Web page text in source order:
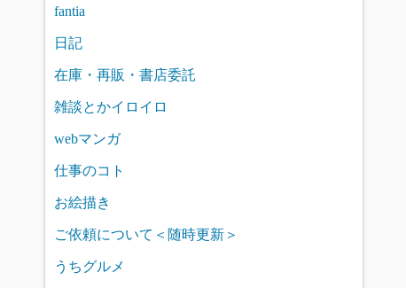
fantia
日記
在庫・再販・書店委託
雑談とかイロイロ
webマンガ
仕事のコト
お絵描き
ご依頼について＜随時更新＞
うちグルメ